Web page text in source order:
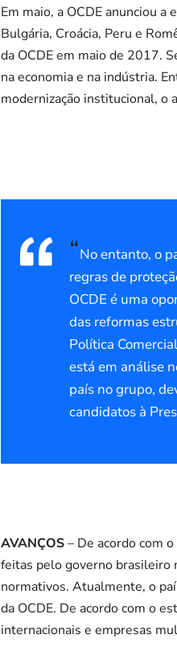
Em maio, a OCDE anunciou
Bulgária, Croácia, Peru e
da OCDE em maio de 2017.
na economia e na indústria.
modernização institucional, o
“No entanto, o
regras de
OCDE é uma
das reformas
Política
está em análise
país no grupo,
candidatos à
AVANÇOS– De acordo com
feitas pelo governo brasileiro
normativos. Atualmente, o
da OCDE. De acordo com o
internacionais e empresas